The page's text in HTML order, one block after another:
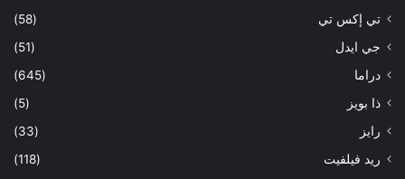
تي إكس تي
(58)
جي ايدل
(51)
دراما
(645)
ذا بويز
(5)
رايز
(33)
ريد فيلفيت
(118)